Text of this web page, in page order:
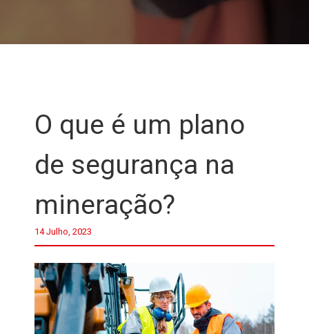
O que é um plano
de segurança na
mineração?
14 Julho, 2023